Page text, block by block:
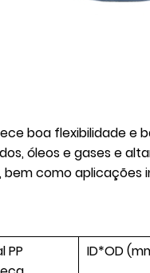
boa flexibilidade e
óleos e gases e
como aplicações
PP
ID*OD